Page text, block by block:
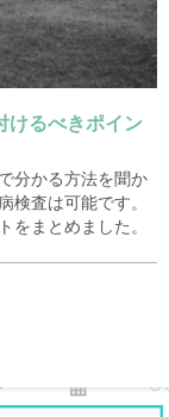
けるべきポイン
分かる方法を聞か
検査は可能です。
をまとめました。